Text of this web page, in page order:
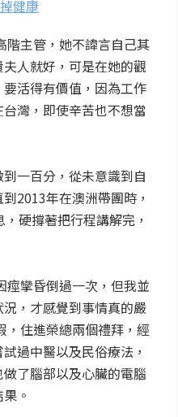
健康
主管，她不諱言自己其
人就好，可是在她的觀
活得有價值，因為工作
灣，即使辛苦也不想當
一百分，從未意識到自
2013年在澳洲帶團時，
硬撐著把行程講解完，
痙攣昏倒過一次，但我並
，才感覺到事情真的嚴
住進榮總兩個禮拜，經
過中醫以及民俗療法，
了腦部以及心臟的電腦
。